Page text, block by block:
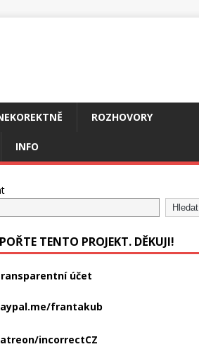
ROZHOVORY
INFO
Hledat
TENTO PROJEKT. DĚKUJI!
účet
frantakub
incorrectCZ